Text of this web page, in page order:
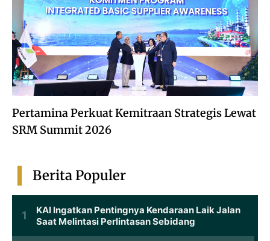
Pertamina Perkuat Kemitraan Strategis Lewat
SRM Summit 2026
Berita Populer